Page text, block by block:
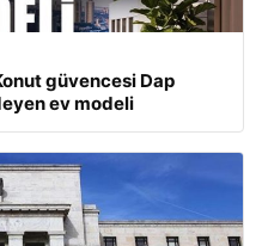
güvencesi Dap
ev modeli